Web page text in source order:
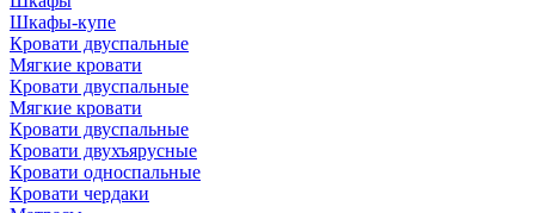
Шкафы-купе
Кровати двуспальные
Мягкие кровати
Кровати двуспальные
Мягкие кровати
Кровати двуспальные
Кровати двухъярусные
Кровати односпальные
Кровати чердаки